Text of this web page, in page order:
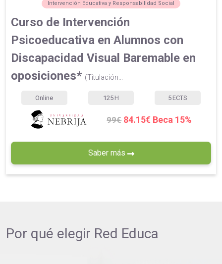
Intervención Educativa y Responsabilidad Social
Curso de Intervención
Psicoeducativa en Alumnos con
Discapacidad Visual Baremable en
oposiciones* (Titulación...
Online 125 H 5 ECTS
99€ 84.15€ Beca 15%
Saber más
Por qué elegir Red Educa